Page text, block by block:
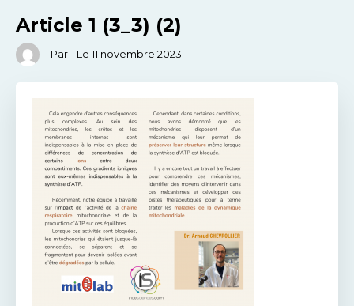
Article 1 (3_3) (2)
Par - Le 11 novembre 2023